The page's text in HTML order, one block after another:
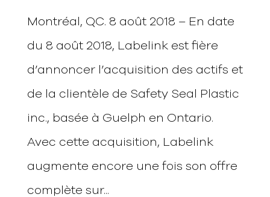
Montréal, QC. 8 août 2018 – En date
du 8 août 2018, Labelink est fière
d’annoncer l’acquisition des actifs et
de la clientèle de Safety Seal Plastic
inc., basée à Guelph en Ontario.
Avec cette acquisition, Labelink
augmente encore une fois son offre
complète sur...